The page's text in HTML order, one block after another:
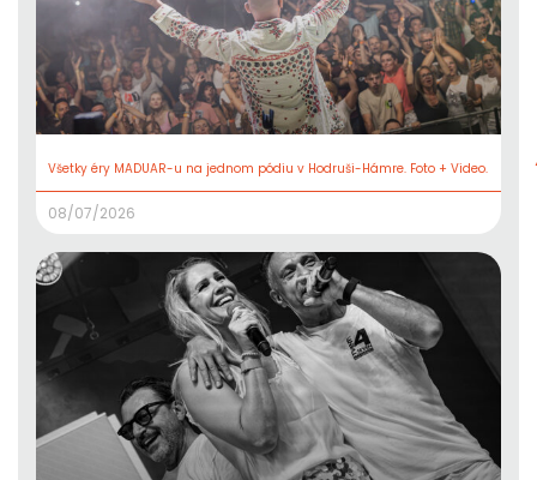
Všetky éry MADUAR-u na jednom pódiu v Hodruši-Hámre. Foto + Video.
08/07/2026